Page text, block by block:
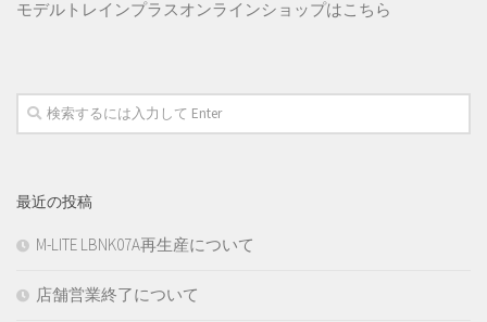
モデルトレインプラスオンラインショップはこちら
最近の投稿
M-LITE LBNK07A再生産について
店舗営業終了について